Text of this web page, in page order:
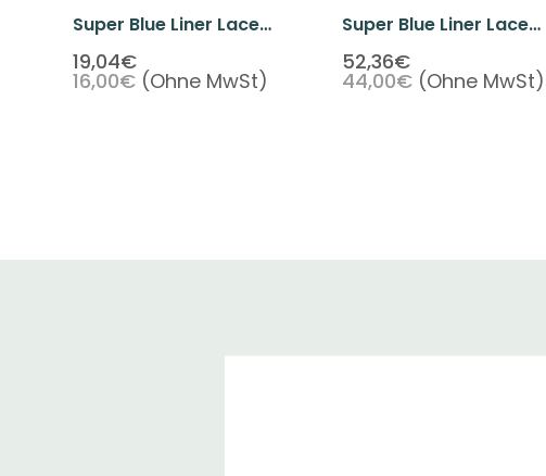
Super Blue Liner Lace
Front Tape 1" X 12 Yards
19,04€
16,00€ (Ohne MwSt)
Super Blue Liner Lace
Front Tape 1" X 36 Yards
52,36€
44,00€ (Ohne MwSt)